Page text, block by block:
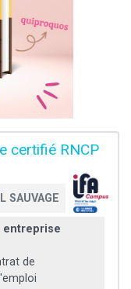
certifié RNCP
SAUVAGE
entreprise
de